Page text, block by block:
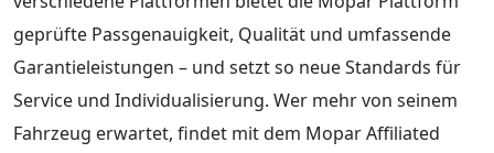
geprüfte Passgenauigkeit, Qualität und umfassende
Garantieleistungen – und setzt so neue Standards für
Service und Individualisierung. Wer mehr von seinem
Fahrzeug erwartet, findet mit dem Mopar Affiliated